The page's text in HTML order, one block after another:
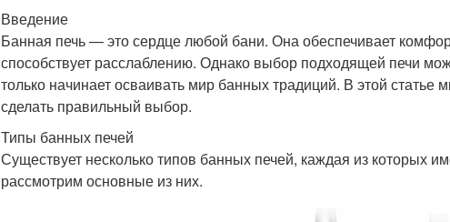
Введение
Банная печь — это сердце любой бани. Она обеспечивает
способствует расслаблению. Однако выбор подходящей печи
только начинает осваивать мир банных традиций. В этой
сделать правильный выбор.
Типы банных печей
Существует несколько типов банных печей, каждая из которых
рассмотрим основные из них.